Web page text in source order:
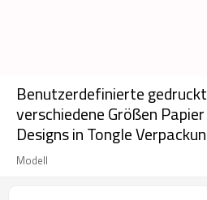
Benutzerdefinierte
verschiedene Größen
Designs in Tongle
Modell